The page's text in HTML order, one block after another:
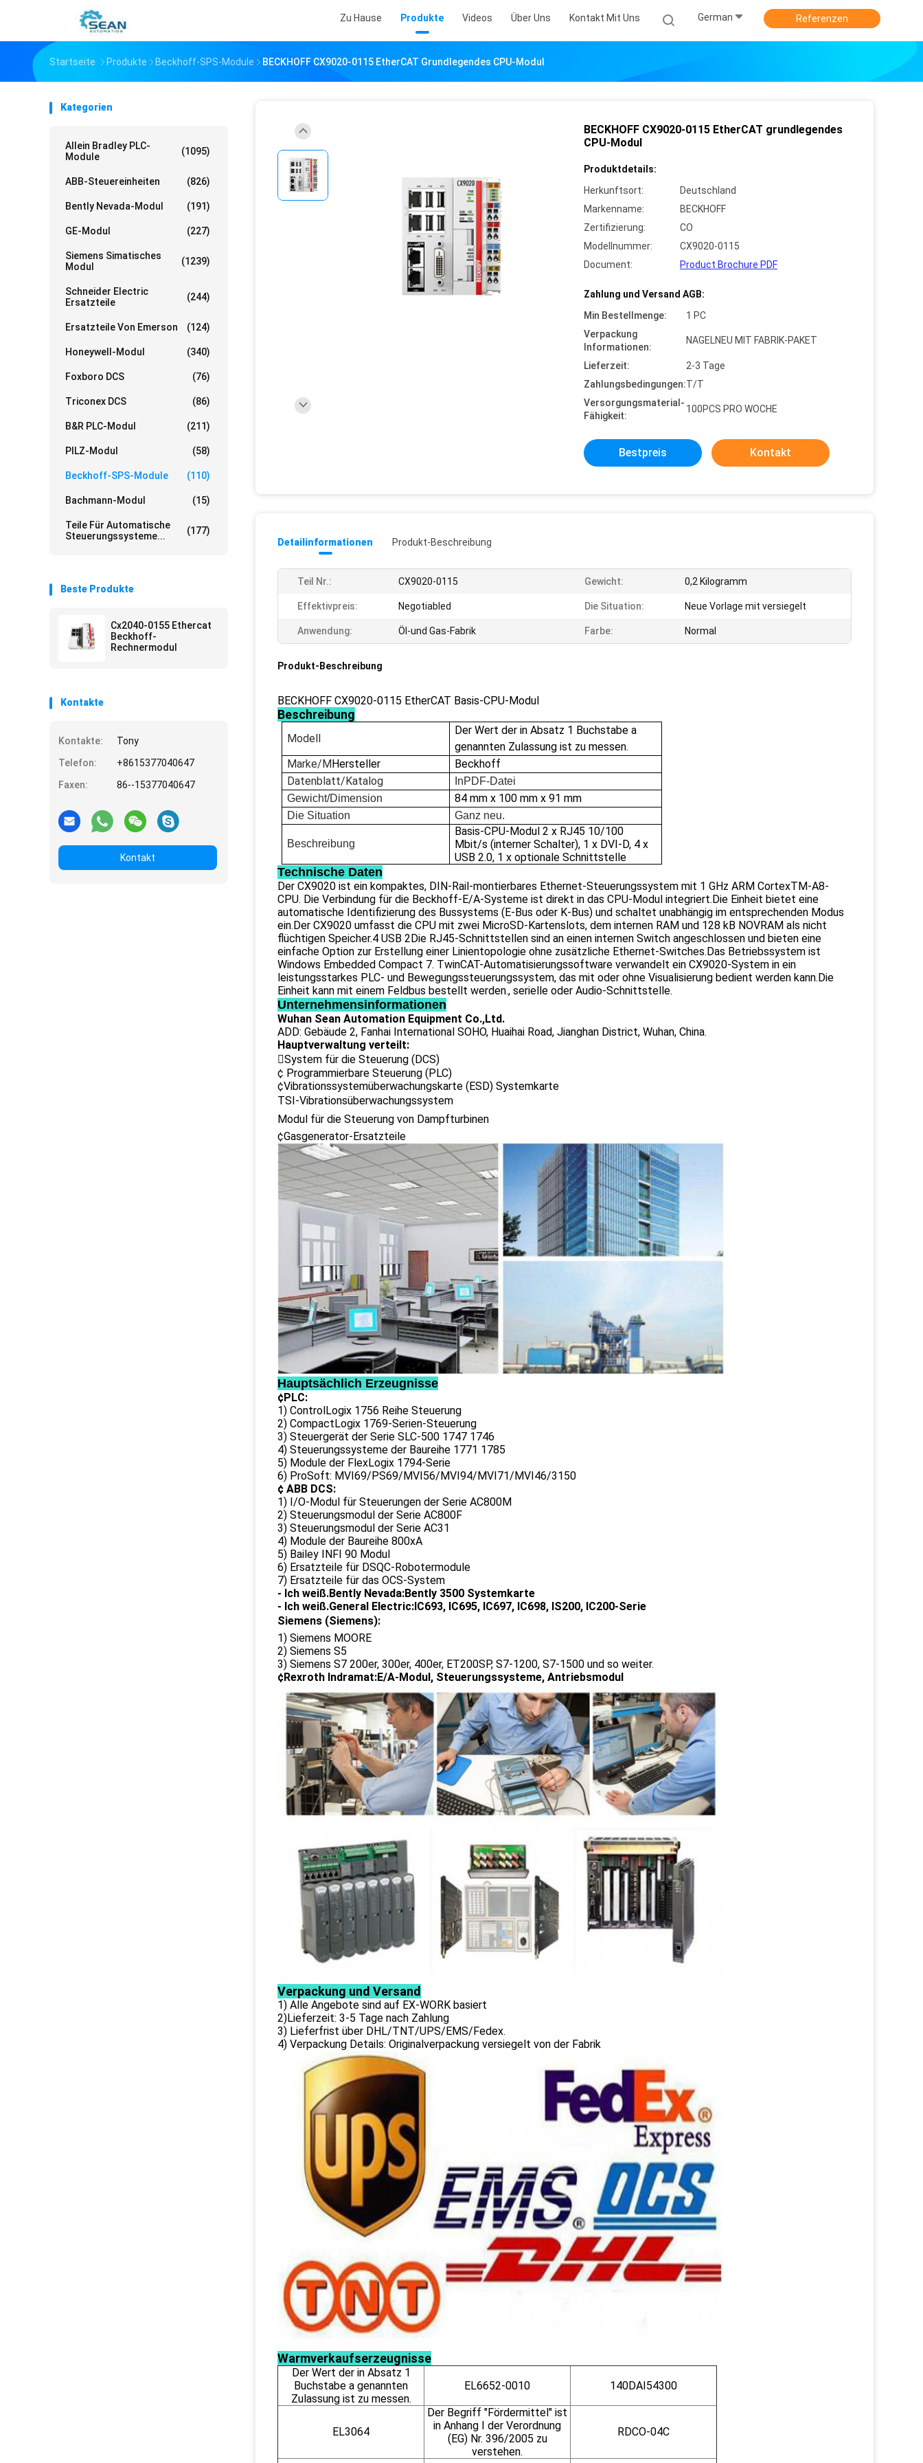
Zu Hause Produkte Videos Über Uns Kontakt Mit Uns German Referenzen
Startseite Produkte Beckhoff-SPS-Module BECKHOFF CX9020-0115 EtherCAT Grundlegendes CPU-Modul
Kategorien
Allein Bradley PLC-
Module
(1095)
ABB-Steuereinheiten (826)
Bently Nevada-Modul (191)
GE-Modul (227)
Siemens Simatisches
Modul
(1239)
Schneider Electric
Ersatzteile
(244)
Ersatzteile Von Emerson (124)
Honeywell-Modul (340)
Foxboro DCS (76)
Triconex DCS (86)
B&R PLC-Modul (211)
PILZ-Modul (58)
Beckhoff-SPS-Module (110)
Bachmann-Modul (15)
Teile Für Automatische
Steuerungssysteme...
(177)
Beste Produkte
Cx2040-0155 Ethercat
Beckhoff-
Rechnermodul
Kontakte
Kontakte:
Tony
Telefon:
+8615377040647
Faxen:
86--15377040647
Kontakt
BECKHOFF CX9020-0115 EtherCAT grundlegendes
CPU-Modul
Produktdetails:
Herkunftsort:
Deutschland
Markenname:
BECKHOFF
Zertifizierung:
CO
Modellnummer:
CX9020-0115
Document:
Product Brochure PDF
Zahlung und Versand AGB:
Min Bestellmenge:
1 PC
Verpackung
Informationen:
NAGELNEU MIT FABRIK-PAKET
Lieferzeit:
2-3 Tage
Zahlungsbedingungen:T/T
Versorgungsmaterial-
Fähigkeit:
100PCS PRO WOCHE
Bestpreis Kontakt
Detailinformationen Produkt-Beschreibung
Teil Nr.: CX9020-0115 Gewicht: 0,2 Kilogramm
Effektivpreis: Negotiabled Die Situation: Neue Vorlage mit versiegelt
Anwendung: Öl-und Gas-Fabrik Farbe: Normal
Produkt-Beschreibung
BECKHOFF CX9020-0115 EtherCAT Basis-CPU-Modul
Beschreibung
Modell
Der Wert der in Absatz 1 Buchstabe a
genannten Zulassung ist zu messen.
Marke/MHersteller
Beckhoff
Datenblatt/Katalog
InPDF-Datei
Gewicht/Dimension
84 mm x 100 mm x 91 mm
Die Situation Ganz neu.
Beschreibung
Basis-CPU-Modul 2 x RJ45 10/100
Mbit/s (interner Schalter), 1 x DVI-D, 4 x
USB 2.0, 1 x optionale Schnittstelle
Technische Daten
Der CX9020 ist ein kompaktes, DIN-Rail-montierbares Ethernet-Steuerungssystem mit 1 GHz ARM CortexTM-A8-
CPU. Die Verbindung für die Beckhoff-E/A-Systeme ist direkt in das CPU-Modul integriert.Die Einheit bietet eine
automatische Identifizierung des Bussystems (E-Bus oder K-Bus) und schaltet unabhängig im entsprechenden Modus
ein.Der CX9020 umfasst die CPU mit zwei MicroSD-Kartenslots, dem internen RAM und 128 kB NOVRAM als nicht
flüchtigen Speicher.4 USB 2Die RJ45-Schnittstellen sind an einen internen Switch angeschlossen und bieten eine
einfache Option zur Erstellung einer Linientopologie ohne zusätzliche Ethernet-Switches.Das Betriebssystem ist
Windows Embedded Compact 7. TwinCAT-Automatisierungssoftware verwandelt ein CX9020-System in ein
leistungsstarkes PLC- und Bewegungssteuerungssystem, das mit oder ohne Visualisierung bedient werden kann.Die
Einheit kann mit einem Feldbus bestellt werden., serielle oder Audio-Schnittstelle.
Unternehmensinformationen
Wuhan Sean Automation Equipment Co.,Ltd.
ADD: Gebäude 2, Fanhai International SOHO, Huaihai Road, Jianghan District, Wuhan, China.
Hauptverwaltung verteilt:
System für die Steuerung (DCS)
¢ Programmierbare Steuerung (PLC)
¢Vibrationssystemüberwachungskarte (ESD) Systemkarte
TSI-Vibrationsüberwachungssystem
Modul für die Steuerung von Dampfturbinen
¢Gasgenerator-Ersatzteile
Hauptsächlich Erzeugnisse
¢PLC:
1) ControlLogix 1756 Reihe Steuerung
2) CompactLogix 1769-Serien-Steuerung
3) Steuergerät der Serie SLC-500 1747 1746
4) Steuerungssysteme der Baureihe 1771 1785
5) Module der FlexLogix 1794-Serie
6) ProSoft: MVI69/PS69/MVI56/MVI94/MVI71/MVI46/3150
¢ ABB DCS:
1) I/O-Modul für Steuerungen der Serie AC800M
2) Steuerungsmodul der Serie AC800F
3) Steuerungsmodul der Serie AC31
4) Module der Baureihe 800xA
5) Bailey INFI 90 Modul
6) Ersatzteile für DSQC-Robotermodule
7) Ersatzteile für das OCS-System
- Ich weiß.Bently Nevada:Bently 3500 Systemkarte
- Ich weiß.General Electric:IC693, IC695, IC697, IC698, IS200, IC200-Serie
Siemens (Siemens):
1) Siemens MOORE
2) Siemens S5
3) Siemens S7 200er, 300er, 400er, ET200SP, S7-1200, S7-1500 und so weiter.
¢Rexroth Indramat:E/A-Modul, Steuerungssysteme, Antriebsmodul
Verpackung und Versand
1) Alle Angebote sind auf EX-WORK basiert
2)Lieferzeit: 3-5 Tage nach Zahlung
3) Lieferfrist über DHL/TNT/UPS/EMS/Fedex.
4) Verpackung Details: Originalverpackung versiegelt von der Fabrik
Warmverkaufserzeugnisse
Der Wert der in Absatz 1
Buchstabe a genannten
Zulassung ist zu messen.
EL6652-0010 140DAI54300
EL3064
Der Begriff "Fördermittel" ist
in Anhang I der Verordnung
(EG) Nr. 396/2005 zu
verstehen.
RDCO-04C